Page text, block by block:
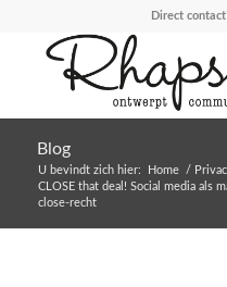
Direct
Blog
U bevindt zich hier: Home /
CLOSE that deal! Social media als
close-recht